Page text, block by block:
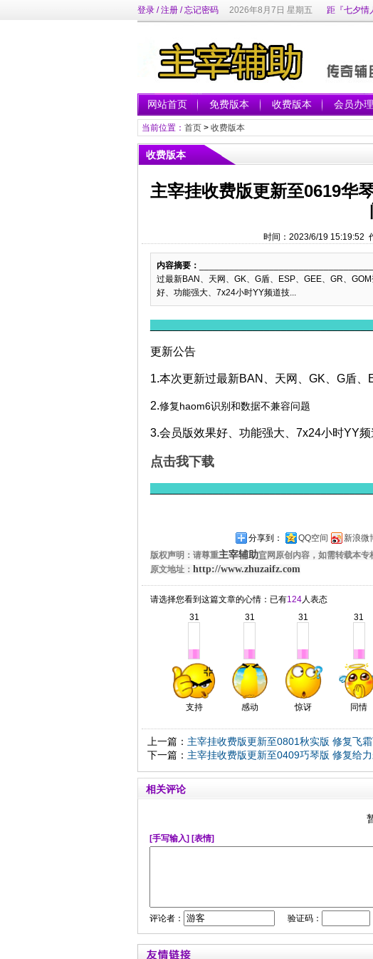
登录/注册/忘记密码 2026年8月7日 星期五 距『七夕情
网站首页 免费版本 收费版本 会员办理
当前位置： 首页> 收费版本
收费版本
主宰挂收费版更新至0619华
时间：2023/6/19 15:19:52
内容摘要：
过最新BAN、天网、GK、G盾、ESP、GEE、GR、
好、功能强大、7x24小时YY频道技...
更新公告
1.本次更新过最新BAN、天网、GK、G盾、
2.修复haom6识别和数据不兼容问题
3.会员版效果好、功能强大、7x24小时YY
点击我下载
分享到： QQ空间 新浪微
版权声明：请尊重主宰辅助官网原创内容，如需转载本专
原文地址： http://www.zhuzaifz.com
请选择您看到这篇文章的心情：已有124人表态
31
支持
31
感动
31
惊讶
31
同情
上一篇： 主宰挂收费版更新至0801秋实版 修复飞
下一篇： 主宰挂收费版更新至0409巧琴版 修复给
相关评论
[手写输入] [表情]
评论者： 验证码：